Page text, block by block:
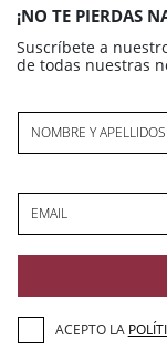
¡NO TE PIERDAS
Suscríbete a
de todas nuestras
NOMBRE Y APELLIDOS
EMAIL
ACEPTO LA